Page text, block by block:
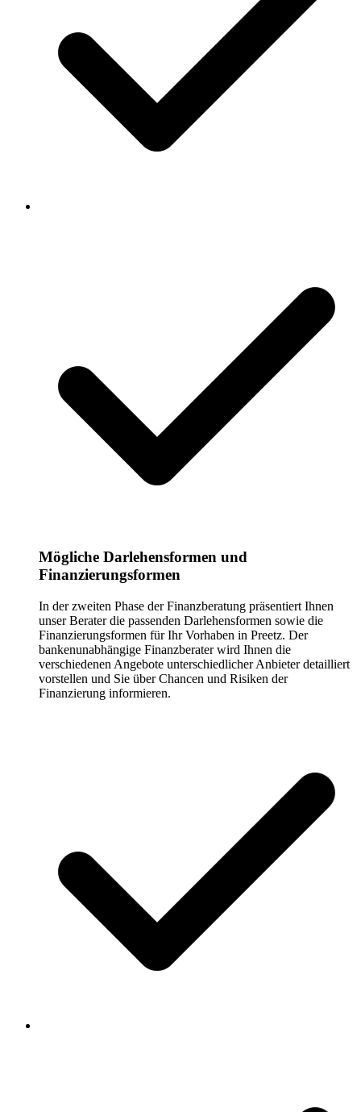
Mögliche Darlehensformen und
Finanzierungsformen
In der zweiten Phase der Finanzberatung präsentiert Ihnen
unser Berater die passenden Darlehensformen sowie die
Finanzierungsformen für Ihr Vorhaben in Preetz. Der
bankenunabhängige Finanzberater wird Ihnen die
verschiedenen Angebote unterschiedlicher Anbieter detailliert
vorstellen und Sie über Chancen und Risiken der
Finanzierung informieren.